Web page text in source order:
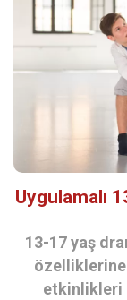
Uygulamalı
13-17 yaş
özelliklerine
etkinlikleri